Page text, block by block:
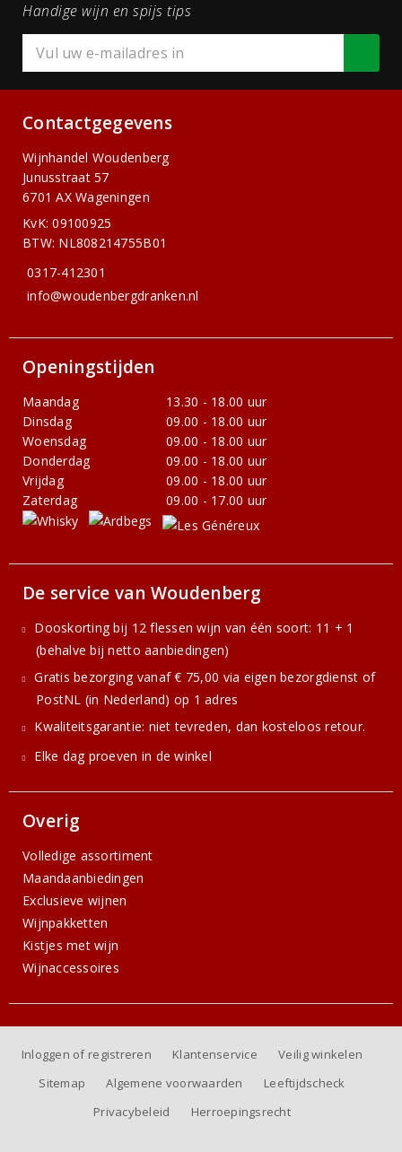
Handige wijn en spijs tips
Contactgegevens
Wijnhandel Woudenberg
Junusstraat 57
6701 AX Wageningen
KvK: 09100925
BTW: NL808214755B01
0317-412301
info@woudenbergdranken.nl
Openingstijden
Maandag
13.30 - 18.00 uur
Dinsdag
09.00 - 18.00 uur
Woensdag
09.00 - 18.00 uur
Donderdag
09.00 - 18.00 uur
Vrijdag
09.00 - 18.00 uur
Zaterdag
09.00 - 17.00 uur
De service van Woudenberg
Dooskorting bij 12 flessen wijn van één soort: 11 + 1
(behalve bij netto aanbiedingen)
Gratis bezorging vanaf € 75,00 via eigen bezorgdienst of
PostNL (in Nederland) op 1 adres
Kwaliteitsgarantie: niet tevreden, dan kosteloos retour.
Elke dag proeven in de winkel
Overig
Volledige assortiment
Maandaanbiedingen
Exclusieve wijnen
Wijnpakketten
Kistjes met wijn
Wijnaccessoires
Inloggen of registreren Klantenservice
Veilig winkelen
Sitemap
Algemene voorwaarden
Leeftijdscheck
Privacybeleid
Herroepingsrecht